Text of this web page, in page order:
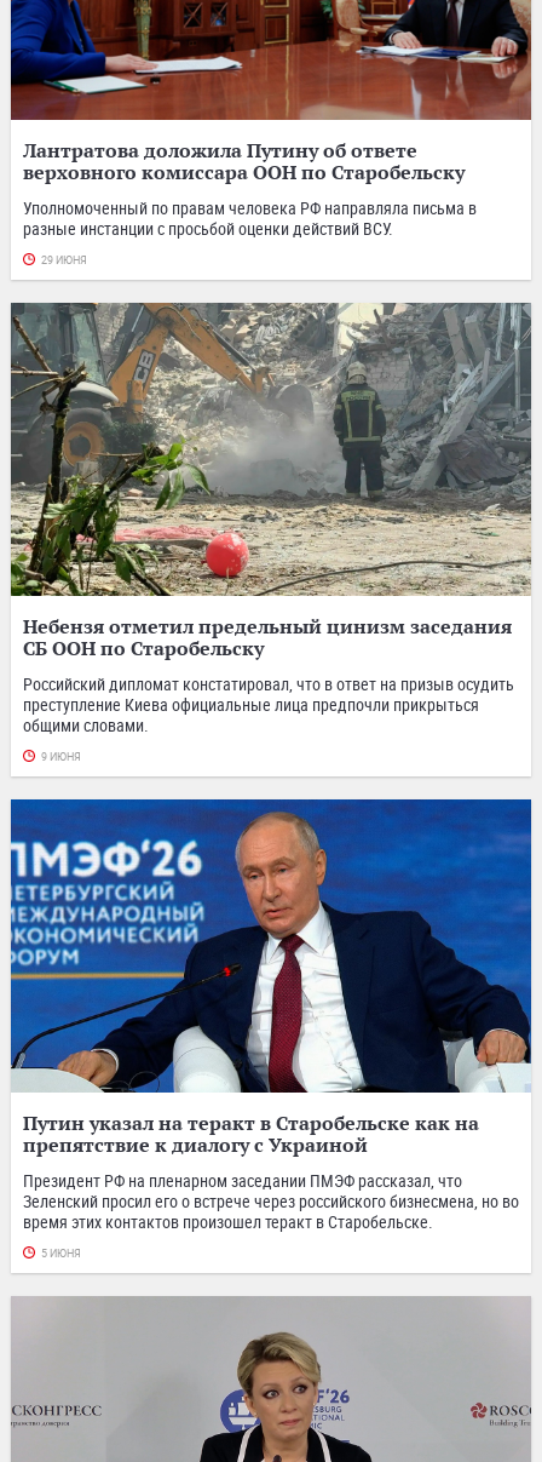
Лантратова доложила Путину об ответе
верховного комиссара ООН по Старобельску
Уполномоченный по правам человека РФ направляла письма в
разные инстанции с просьбой оценки действий ВСУ.
29 ИЮНЯ
Небензя отметил предельный цинизм заседания
СБ ООН по Старобельску
Российский дипломат констатировал, что в ответ на призыв осудить
преступление Киева официальные лица предпочли прикрыться
общими словами.
9 ИЮНЯ
Путин указал на теракт в Старобельске как на
препятствие к диалогу с Украиной
Президент РФ на пленарном заседании ПМЭФ рассказал, что
Зеленский просил его о встрече через российского бизнесмена, но во
время этих контактов произошел теракт в Старобельске.
5 ИЮНЯ